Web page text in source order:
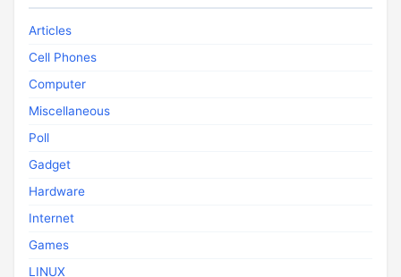
Articles
Cell Phones
Computer
Miscellaneous
Poll
Gadget
Hardware
Internet
Games
LINUX